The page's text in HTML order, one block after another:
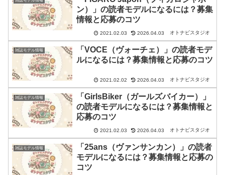
ン）」の読者モデルになるには？募集
情報と応募のコツ
2021.02.03 2026.04.03 オトナビスタジオ
雑誌モデル情報
「VOCE（ヴォーチェ）」の読者モデ
ルになるには？募集情報と応募のコツ
2021.02.02 2026.04.03 オトナビスタジオ
雑誌モデル情報
「GirlsBiker（ガールズバイカー）」
の読者モデルになるには？募集情報と
応募のコツ
2021.02.03 2026.04.03 オトナビスタジオ
雑誌モデル情報
「25ans（ヴァンサンカン）」の読者
モデルになるには？募集情報と応募の
コツ